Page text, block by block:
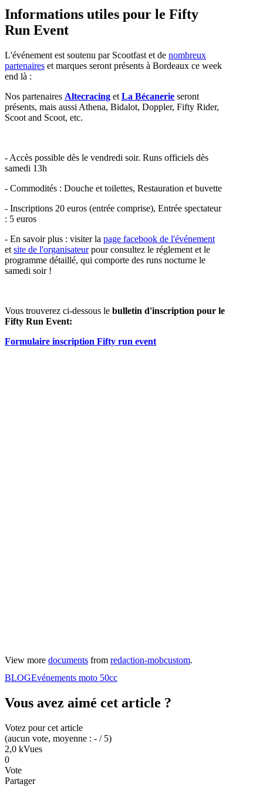
Informations utiles pour le Fifty
Run Event
L'événement est soutenu par Scootfast et de nombreux
partenaires et marques seront présents à Bordeaux ce week
end là :
Nos partenaires Altecracing et La Bécanerie seront
présents, mais aussi Athena, Bidalot, Doppler, Fifty Rider,
Scoot and Scoot, etc.
- Accès possible dès le vendredi soir. Runs officiels dès
samedi 13h
- Commodités : Douche et toilettes, Restauration et buvette
- Inscriptions 20 euros (entrée comprise), Entrée spectateur
: 5 euros
- En savoir plus : visiter la page facebook de l'événement
et site de l'organisateurpour consultez le réglement et le
programme détaillé, qui comporte des runs nocturne le
samedi soir !
Vous trouverez ci-dessous le bulletin d'inscription pour le
Fifty Run Event:
Formulaire inscription Fifty run event
View more documents from redaction-mobcustom.
BLOGEvénements moto 50cc
Vous avez aimé cet article ?
Votez pour cet article
(aucun vote, moyenne : - / 5)
2,0 kVues
0
Vote
Partager